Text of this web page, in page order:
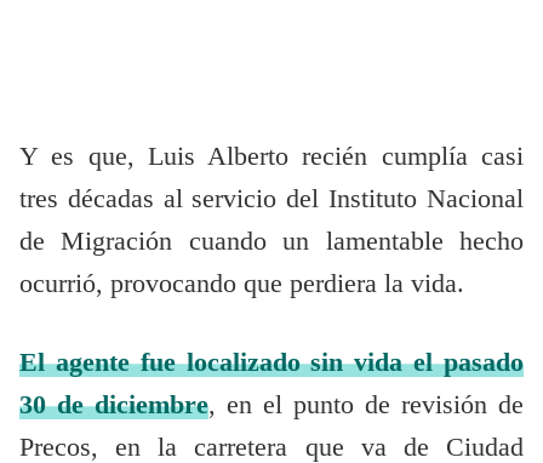
Y es que, Luis Alberto recién cumplía casi
tres décadas al servicio del Instituto Nacional
de Migración cuando un lamentable hecho
ocurrió, provocando que perdiera la vida.
El agente fue localizado sin vida el pasado
30 de diciembre, en el punto de revisión de
Precos, en la carretera que va de Ciudad